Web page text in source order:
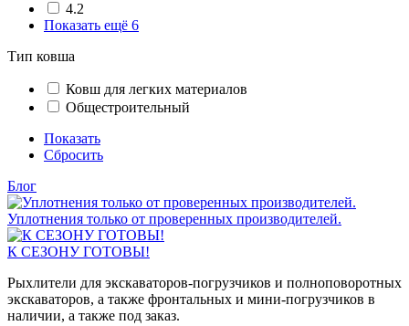
4.2
Показать ещё 6
Тип ковша
Ковш для легких материалов
Общестроительный
Показать
Сбросить
Блог
Уплотнения только от проверенных производителей.
К СЕЗОНУ ГОТОВЫ!
Рыхлители для экскаваторов-погрузчиков и полноповоротных
экскаваторов, а также фронтальных и мини-погрузчиков в
наличии, а также под заказ.